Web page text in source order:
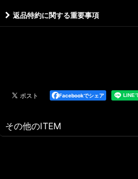
返品特約に関する重要事項
Facebookでシェア
その他のITEM